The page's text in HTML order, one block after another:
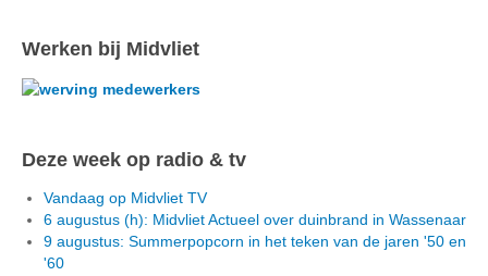
Werken bij Midvliet
Deze week op radio & tv
Vandaag op Midvliet TV
6 augustus (h): Midvliet Actueel over duinbrand in Wassenaar
9 augustus: Summerpopcorn in het teken van de jaren '50 en
'60